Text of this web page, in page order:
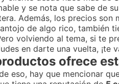
y se nota que sabe de
Además, los precios
de algo rico, también
volviendo al tema, si te
en darte una vuelta, ¡te
ofrece
eso, hay que mencionar